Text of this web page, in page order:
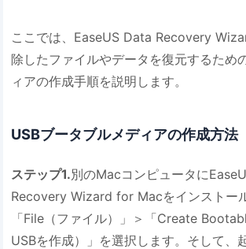
ここでは、EaseUS Data Recovery
除したファイルやデータを復元するため
ィアの作成手順を説明します。
USBブータブルメディアの作成方法
ステップ1.別のMacコンピュータに
Recovery Wizard for Macをインストー
「File（ファイル）」＞「Create
USBを作成）」を選択します。そして、